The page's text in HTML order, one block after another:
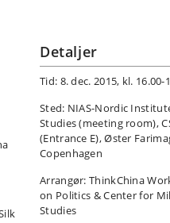
Detaljer
Tid: 8. dec. 2015, kl. 16.00-
Sted: NIAS-Nordic
Studies (meeting room),
(Entrance E), Øster
Copenhagen
Arrangør: ThinkChina
on Politics & Center for
Studies